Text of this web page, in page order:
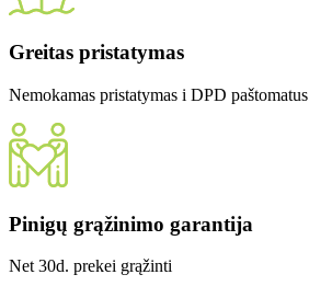
Greitas pristatymas
Nemokamas pristatymas i DPD paštomatus
Pinigų grąžinimo garantija
Net 30d. prekei grąžinti